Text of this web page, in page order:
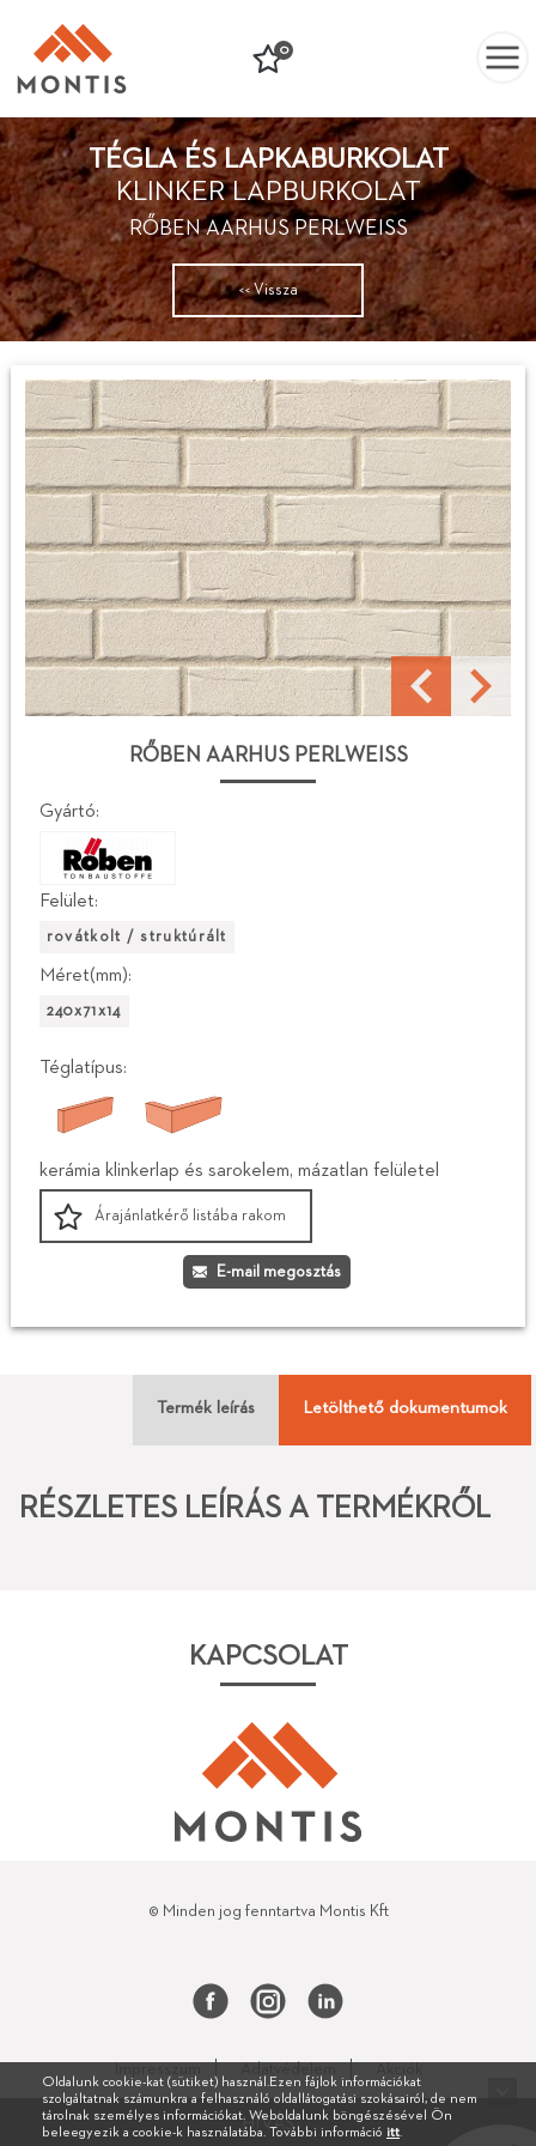
0
TÉGLA ÉS LAPKABURKOLAT
KLINKER LAPBURKOLAT
RŐBEN AARHUS PERLWEISS
<< Vissza
RŐBEN AARHUS PERLWEISS
Gyártó:
Felület:
rovátkolt / struktúrált
Méret(mm):
240x71x14
Téglatípus:
kerámia klinkerlap és sarokelem, mázatlan felületel
Árajánlatkérő listába rakom
E-mail megosztás
Termék leírás Letölthető dokumentumok
RÉSZLETES LEÍRÁS A TERMÉKRŐL
Oldalunk cookie-kat (sütiket) használ.Ezen fájlok információkat
szolgáltatnak számunkra a felhasználó oldallátogatási szokásairól, de nem
tárolnak személyes információkat. Weboldalunk böngészésével Ön
beleegyezik a cookie-k használatába. További információ itt.
KAPCSOLAT
© Minden jog fenntartva Montis Kft
HÍVÁS